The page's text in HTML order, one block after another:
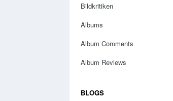
Bildkritiken
Albums
Album Comments
Album Reviews
BLOGS